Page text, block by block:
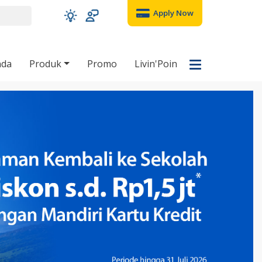
Apply Now
Produk Promo Livin'Poin